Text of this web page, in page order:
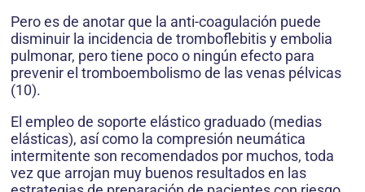
Pero es de anotar que la anti-coagulación puede
disminuir la incidencia de tromboflebitis y embolia
pulmonar, pero tiene poco o ningún efecto para
prevenir el tromboembolismo de las venas pélvicas
(10).
El empleo de soporte elástico graduado (medias
elásticas), así como la compresión neumática
intermitente son recomendados por muchos, toda
vez que arrojan muy buenos resultados en las